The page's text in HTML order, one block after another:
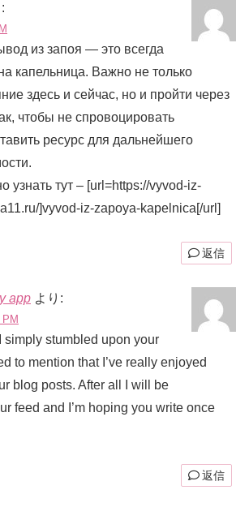
из запоя — это всегда
капельница. Важно не только
здесь и сейчас, но и пройти через
чтобы не спровоцировать
ресурс для дальнейшего
узнать тут – [url=https://vyvod-iz-
]vyvod-iz-zapoya-kapelnica[/url]
返信
app より:
PM
simply stumbled upon your
to mention that I’ve really enjoyed
blog posts. After all I will be
feed and I’m hoping you write once
返信